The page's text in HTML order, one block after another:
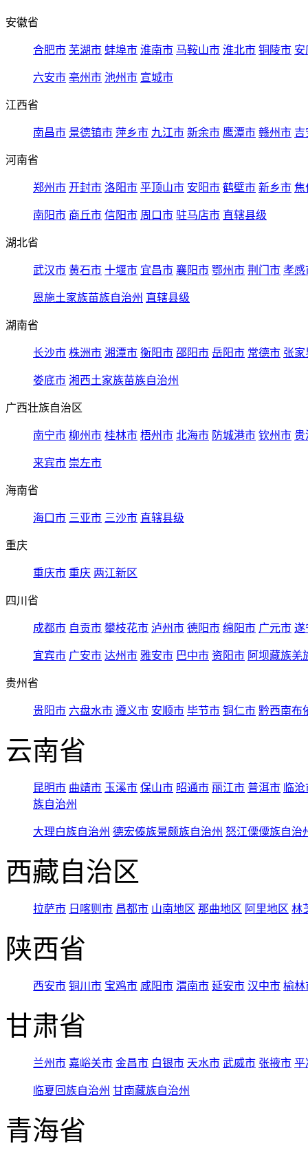
安徽省
合肥市 芜湖市 蚌埠市 淮南市 马鞍山市 淮北市 铜陵市 安
六安市 亳州市 池州市 宣城市
江西省
南昌市 景德镇市 萍乡市 九江市 新余市 鹰潭市 赣州市 吉
河南省
郑州市 开封市 洛阳市 平顶山市 安阳市 鹤壁市 新乡市 焦
南阳市 商丘市 信阳市 周口市 驻马店市 直辖县级
湖北省
武汉市 黄石市 十堰市 宜昌市 襄阳市 鄂州市 荆门市 孝感
恩施土家族苗族自治州 直辖县级
湖南省
长沙市 株洲市 湘潭市 衡阳市 邵阳市 岳阳市 常德市 张家
娄底市 湘西土家族苗族自治州
广西壮族自治区
南宁市 柳州市 桂林市 梧州市 北海市 防城港市 钦州市 贵
来宾市 崇左市
海南省
海口市 三亚市 三沙市 直辖县级
重庆
重庆市 重庆 两江新区
四川省
成都市 自贡市 攀枝花市 泸州市 德阳市 绵阳市 广元市 遂
宜宾市 广安市 达州市 雅安市 巴中市 资阳市 阿坝藏族羌
贵州省
贵阳市 六盘水市 遵义市 安顺市 毕节市 铜仁市 黔西南布
云南省
昆明市 曲靖市 玉溪市 保山市 昭通市 丽江市 普洱市 临
族自治州
大理白族自治州 德宏傣族景颇族自治州 怒江傈僳族自治
西藏自治区
拉萨市 日喀则市 昌都市 山南地区 那曲地区 阿里地区 林
陕西省
西安市 铜川市 宝鸡市 咸阳市 渭南市 延安市 汉中市 榆林
甘肃省
兰州市 嘉峪关市 金昌市 白银市 天水市 武威市 张掖市 平
临夏回族自治州 甘南藏族自治州
青海省